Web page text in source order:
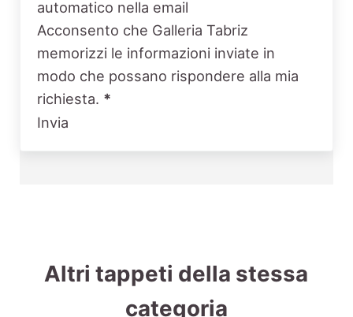
automatico nella email
Acconsento che Galleria Tabriz
memorizzi le informazioni inviate in
modo che possano rispondere alla mia
richiesta. *
Invia
Altri tappeti della stessa
categoria